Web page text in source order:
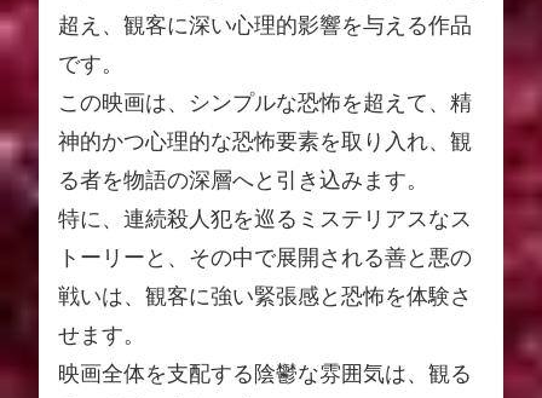
超え、観客に深い心理的影響を与える作品
です。
この映画は、シンプルな恐怖を超えて、精
神的かつ心理的な恐怖要素を取り入れ、観
る者を物語の深層へと引き込みます。
特に、連続殺人犯を巡るミステリアスなス
トーリーと、その中で展開される善と悪の
戦いは、観客に強い緊張感と恐怖を体験さ
せます。
映画全体を支配する陰鬱な雰囲気は、観る